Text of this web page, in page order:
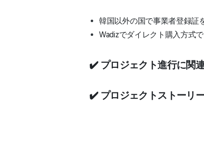
韓国以外の国で事業者登録証
Wadizでダイレクト購入方式
✔️ プロジェクト進行に関
✔️ プロジェクトストーリ